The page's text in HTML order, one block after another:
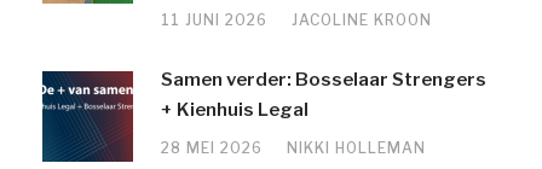
11 JUNI 2026 JACOLINE KROON
Samen verder: Bosselaar Strengers
+ Kienhuis Legal
28 MEI 2026 NIKKI HOLLEMAN